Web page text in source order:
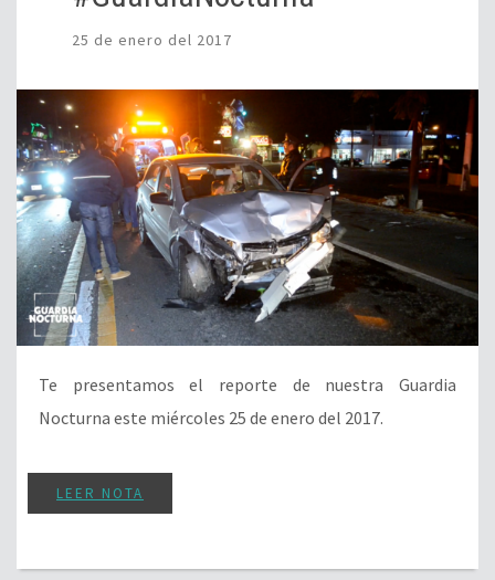
25 de enero del 2017
Te presentamos el reporte de nuestra Guardia
Nocturna este miércoles 25 de enero del 2017.
LEER NOTA